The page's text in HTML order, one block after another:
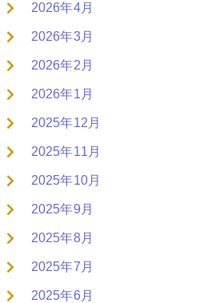
2026年4月
2026年3月
2026年2月
2026年1月
2025年12月
2025年11月
2025年10月
2025年9月
2025年8月
2025年7月
2025年6月